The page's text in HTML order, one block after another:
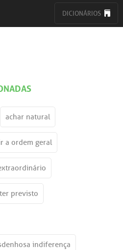
DICIONÁRIOS
achar natural
a ordem geral
previsto
indiferença